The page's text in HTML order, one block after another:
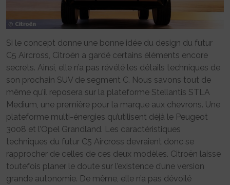
Si le concept donne une bonne idée du design du futur
C5 Aircross, Citroën a gardé certains éléments encore
secrets. Ainsi, elle n’a pas révélé les détails techniques de
son prochain SUV de segment C. Nous savons tout de
même qu’il reposera sur la plateforme Stellantis STLA
Medium, une première pour la marque aux chevrons. Une
plateforme multi-énergies qu’utilisent déjà le Peugeot
3008 et l’Opel Grandland. Les caractéristiques
techniques du futur C5 Aircross devraient donc se
rapprocher de celles de ces deux modèles. Citroën laisse
toutefois planer le doute sur l’existence d’une version
grande autonomie. De même, elle n’a pas dévoilé